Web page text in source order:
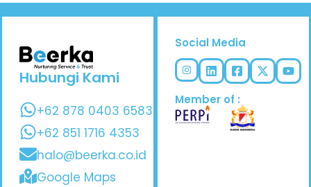
Hubungi Kami
+62 878 0403 6583
+62 851 1716 4353
halo@beerka.co.id
Google Maps
Social Media
Member of :